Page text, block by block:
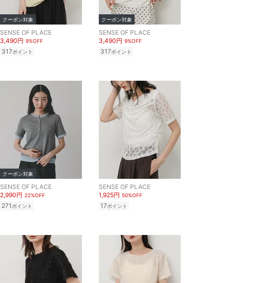
クーポン対象
SENSE OF PLACE
3,490円 9%OFF
317ポイント
クーポン対象
SENSE OF PLACE
3,490円 9%OFF
317ポイント
クーポン対象
SENSE OF PLACE
2,990円 22%OFF
271 ポイント
SENSE OF PLACE
1,925円 50%OFF
17ポイント